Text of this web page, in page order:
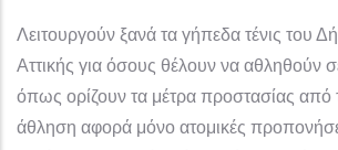
Λειτουργούν ξανά τα γήπεδα τένις του
Αττικής για όσους θέλουν να αθληθούν
όπως ορίζουν τα μέτρα προστασίας από
άθληση αφορά μόνο ατομικές